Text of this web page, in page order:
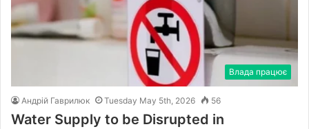
Влада працює
Андрій Гаврилюк Tuesday May 5th, 2026 56
Water Supply to be Disrupted in